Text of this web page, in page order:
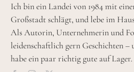
Ich bin ein Landei von 1984 mit
Großstadt schlägt, und lebe im
Als Autorin, Unternehmerin und
leidenschaftlich gern Geschichten
habe ein paar richtig gute auf Lager.